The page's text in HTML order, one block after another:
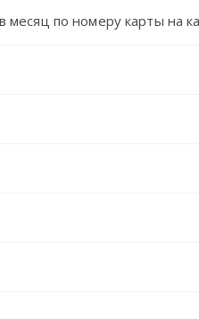
месяц по номеру карты на